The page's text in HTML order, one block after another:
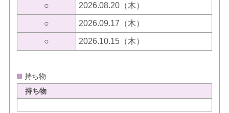
○ 2026.08.20（木）
○ 2026.09.17（木）
○ 2026.10.15（木）
持ち物
持ち物